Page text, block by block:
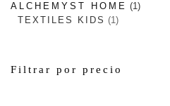
ALCHEMYST HOME
1
TEXTILES KIDS
1
Filtrar por precio